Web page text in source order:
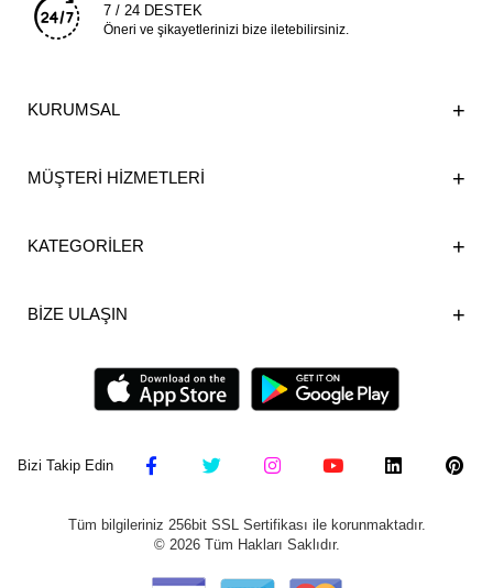
7 / 24 DESTEK
Öneri ve şikayetlerinizi bize iletebilirsiniz.
KURUMSAL
MÜŞTERİ HİZMETLERİ
KATEGORİLER
BİZE ULAŞIN
Bizi Takip Edin
Tüm bilgileriniz 256bit SSL Sertifikası ile korunmaktadır.
© 2026Tüm Hakları Saklıdır.